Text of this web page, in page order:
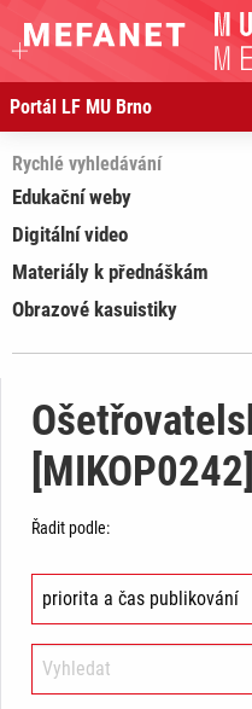
Portál LF MU Brno
Rychlé vyhledávání
Edukační weby
Digitální video
Materiály k přednáškám
Obrazové kasuistiky
[MIKOP0242]
Řadit podle: